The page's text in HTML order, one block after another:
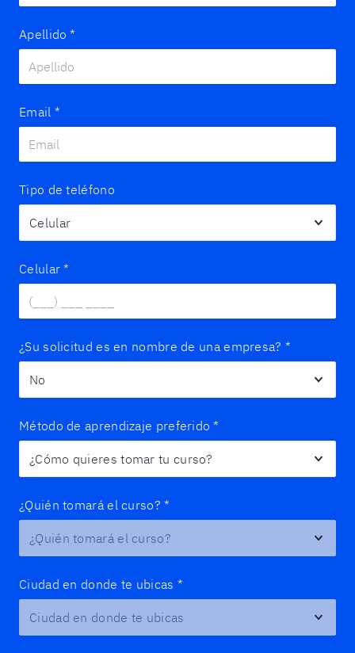
Apellido *
Email *
Tipo de teléfono
Celular *
¿Su solicitud es en nombre de una empresa? *
Método de aprendizaje preferido *
¿Quién tomará el curso? *
Ciudad en donde te ubicas *